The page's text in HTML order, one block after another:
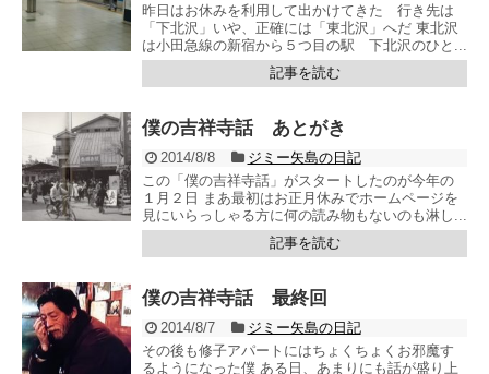
昨日はお休みを利用して出かけてきた 行き先は
「下北沢」いや、正確には「東北沢」へだ 東北沢
は小田急線の新宿から５つ目の駅 下北沢のひと...
記事を読む
僕の吉祥寺話 あとがき
2014/8/8
ジミー矢島の日記
この「僕の吉祥寺話」がスタートしたのが今年の
１月２日 まあ最初はお正月休みでホームページを
見にいらっしゃる方に何の読み物もないのも淋し...
記事を読む
僕の吉祥寺話 最終回
2014/8/7
ジミー矢島の日記
その後も修子アパートにはちょくちょくお邪魔す
るようになった僕 ある日、あまりにも話が盛り上